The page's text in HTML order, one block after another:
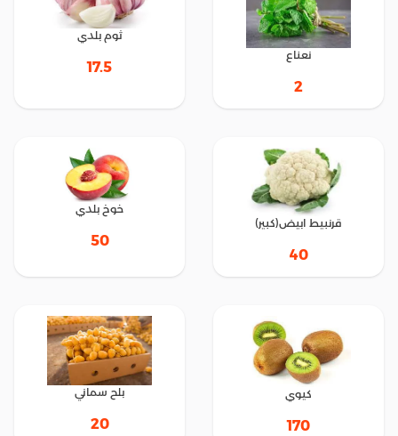
نعناع
2
ثوم بلدي
17.5
قرنبيط ابيض(كبير)
40
خوخ بلدي
50
كيوي
170
بلح سماني
20